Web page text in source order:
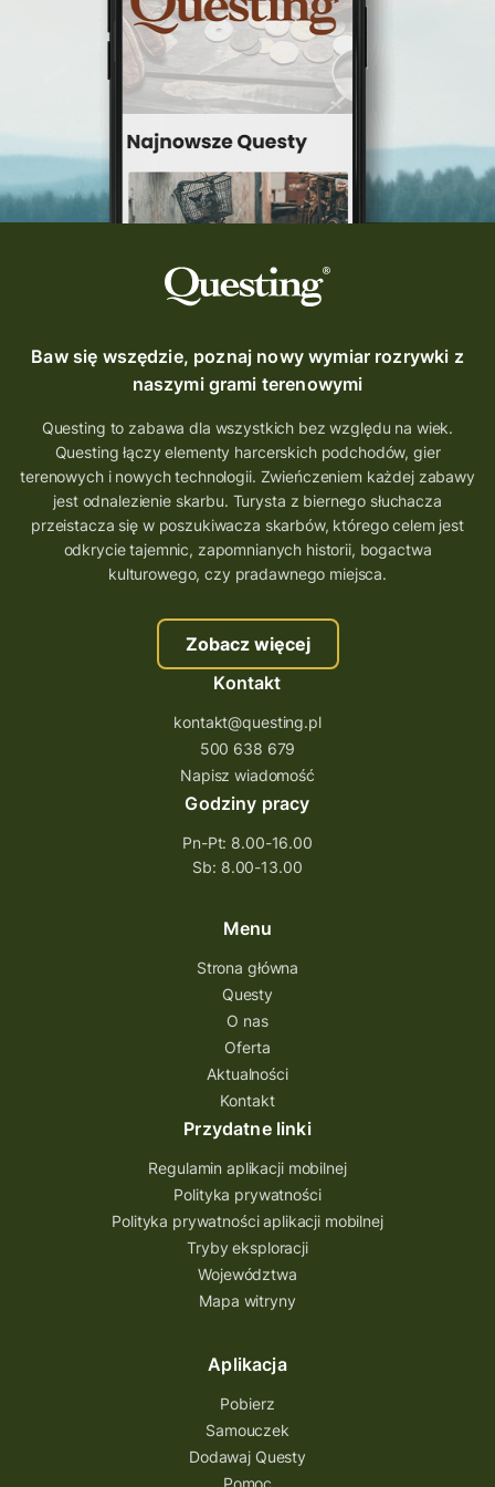
Questing Świętokrzyskie
questing śląskie
Quest Szlak Przygody
przygoda
nowy quest
najlepsze questy
wycieczki
turystyka przygodowa
Szlak Przygody
szkolenie
szkło
scieżka questingowa
questy w Polsce
questujznami
QUESTOMANIA
questing.pl
Quest Koziołek Matołek
gra miejska
co zobaczyć na Śląsku
aplikacja questy
aplikacja gry terenowe
wielkopolskie questy
wakacje z questami
trenerzy questingu
szkolenie tworzenie questów
szkolenie questing
Stefan Żeromski
ścieżka
Rzeszów
questy świętokrzyskie
questujwpolsce
questuj z nami
questingwyprawa po skarb
questingowy projekt współpracy
questing wielkopolska
Questing Przecławski
Questing Łódzkie
questing gry terenowe
Quest Świętokrzyskie
quest na szlaku Przygody
Quest Bolestraszyce
Quest Arboretum
Przecław Quest
projekt
Pogórze Dynowskie
Partnerstwo Questingu
Park Etnograficzny w Tokarni
Park Etnograficzny
natura
mazowieckie
Hutniczy Ostrowiec
gry terenowe
gry edukacyjne
Baw się wszędzie, poznaj nowy wymiar rozrywki z
naszymi grami terenowymi
Questing to zabawa dla wszystkich bez względu na wiek.
Questing łączy elementy harcerskich podchodów, gier
terenowych i nowych technologii. Zwieńczeniem każdej zabawy
jest odnalezienie skarbu. Turysta z biernego słuchacza
przeistacza się w poszukiwacza skarbów, którego celem jest
odkrycie tajemnic, zapomnianych historii, bogactwa
kulturowego, czy pradawnego miejsca.
Zobacz więcej
Kontakt
kontakt@questing.pl
500 638 679
Napisz wiadomość
Godziny pracy
Pn-Pt: 8.00-16.00
Sb: 8.00-13.00
Menu
Strona główna
Questy
O nas
Oferta
Aktualności
Kontakt
Przydatne linki
Regulamin aplikacji mobilnej
Polityka prywatności
Polityka prywatności aplikacji mobilnej
Tryby eksploracji
Województwa
Mapa witryny
Aplikacja
Pobierz
Samouczek
Dodawaj Questy